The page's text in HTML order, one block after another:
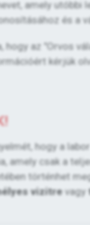
amely utóbbi
és a
az "Orvos
kérjük
hogy a
amely csak a
történhet
vizitrevagy